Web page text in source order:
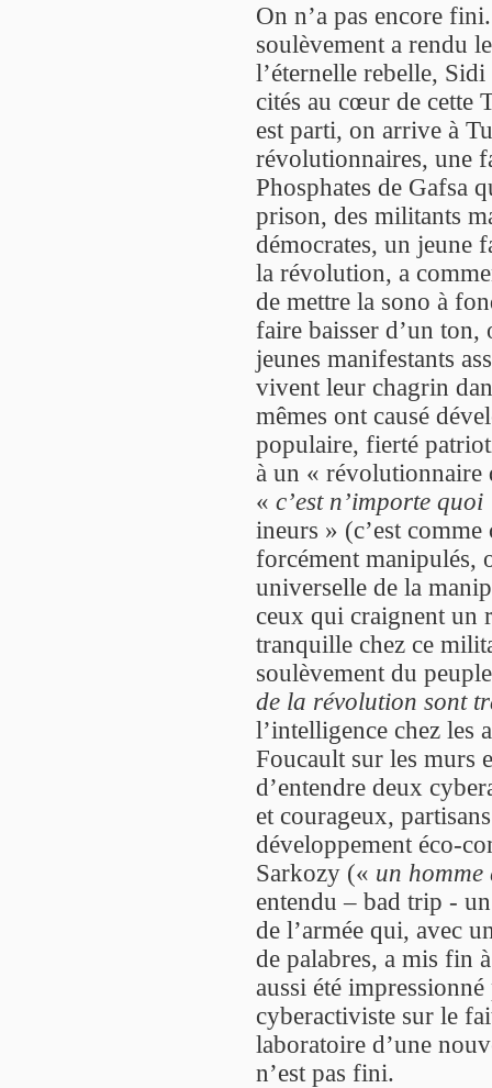
On n’a pas encore
soulèvement a rendu
l’éternelle rebelle,
cités au cœur de cette
est parti, on arrive à
révolutionnaires, une
Phosphates de Gafsa
prison, des militants
démocrates, un jeune
la révolution, a
de mettre la sono à
faire baisser d’un ton,
jeunes manifestants
vivent leur chagrin
mêmes ont causé
populaire, fierté
à un « révolutionnaire
« c’est n’importe quoi
ineurs » (c’est
forcément manipulés,
universelle de la
ceux qui craignent un
tranquille chez ce
soulèvement du
de la révolution sont
l’intelligence chez les
Foucault sur les murs
d’entendre deux
et courageux,
développement éco-
Sarkozy (« un
entendu – bad trip -
de l’armée qui, avec
de palabres, a mis fin
aussi été
cyberactiviste sur le
laboratoire d’une
n’est pas fini.